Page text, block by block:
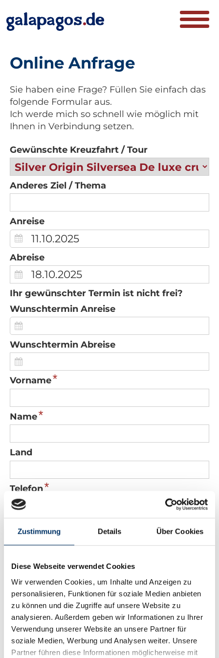
Zustimmung Details Über Cookies
Diese Webseite verwendet Cookies
Wir verwenden Cookies, um Inhalte und Anzeigen zu
personalisieren, Funktionen für soziale Medien anbieten
zu können und die Zugriffe auf unsere Website zu
analysieren. Außerdem geben wir Informationen zu Ihrer
Verwendung unserer Website an unsere Partner für
soziale Medien, Werbung und Analysen weiter. Unsere
Partner führen diese Informationen möglicherweise mit
Online Anfrage
Sie haben eine Frage? Füllen Sie einfach das
folgende Formular aus.
Ich werde mich so schnell wie möglich mit
Ihnen in Verbindung setzen.
Gewünschte Kreuzfahrt / Tour
Anderes Ziel / Thema
Anreise
Abreise
Ihr gewünschter Termin ist nicht frei?
Wunschtermin Anreise
Wunschtermin Abreise
Vorname*
Name*
Land
Telefon*
E-Mail*
Sicherheitscode*